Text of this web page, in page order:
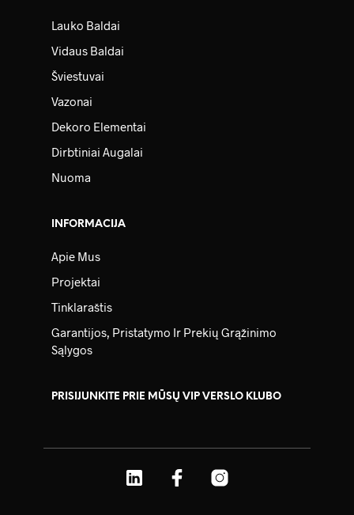
Lauko Baldai
Vidaus Baldai
Šviestuvai
Vazonai
Dekoro Elementai
Dirbtiniai Augalai
Nuoma
INFORMACIJA
Apie Mus
Projektai
Tinklaraštis
Garantijos, Pristatymo Ir Prekių Grąžinimo
Sąlygos
PRISIJUNKITE PRIE MŪSŲ VIP VERSLO KLUBO